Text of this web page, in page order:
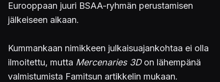
Eurooppaan juuri BSAA-ryhmän perustamisen
jälkeiseen aikaan.
Kummankaan nimikkeen julkaisuajankohtaa ei olla
ilmoitettu, mutta Mercenaries 3Don lähempänä
valmistumista Famitsun artikkelin mukaan.